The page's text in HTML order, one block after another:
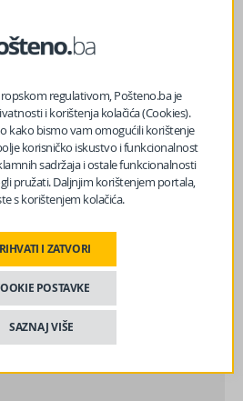
TwitterWhatsApp
regulativom, Pošteno.ba je
i korištenja kolačića (Cookies).
kako bismo vam omogućili korištenje
korisničko iskustvo i funkcionalnost
sadržaja i ostale funkcionalnosti
pružati. Daljnjim korištenjem portala,
s korištenjem kolačića.
I ZATVORI
POSTAVKE
SAZNAJ VIŠE